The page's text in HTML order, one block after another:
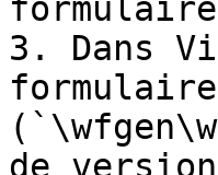
3. Dans
de